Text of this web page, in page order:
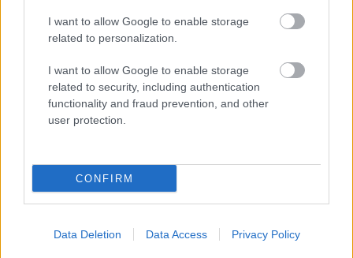
I want to allow Google to enable storage
related to personalization.
I want to allow Google to enable storage
related to security, including authentication
functionality and fraud prevention, and other
user protection.
CONFIRM
Data Deletion Data Access Privacy Policy